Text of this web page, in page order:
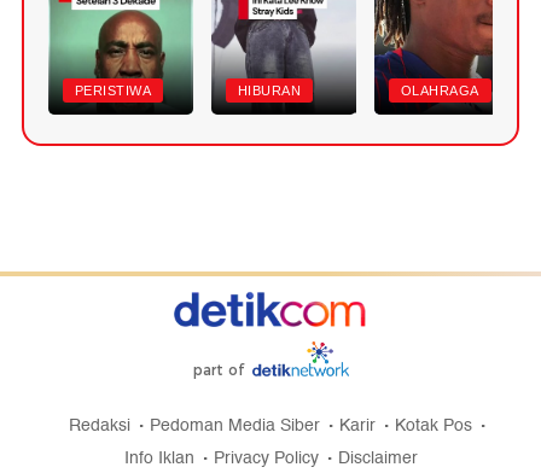
PERISTIWA HIBURAN OLAHRAGA
part of
Redaksi Pedoman Media Siber Karir
Kotak Pos
Info Iklan
Privacy Policy Disclaimer